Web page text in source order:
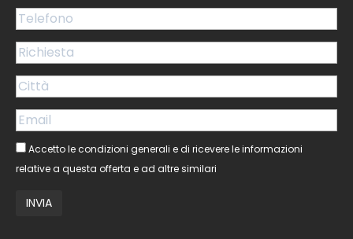
Accetto le condizioni generali e di ricevere le informazioni
relative a questa offerta e ad altre similari